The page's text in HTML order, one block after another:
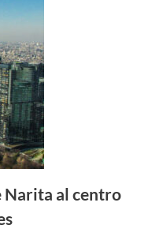
Narita al centro